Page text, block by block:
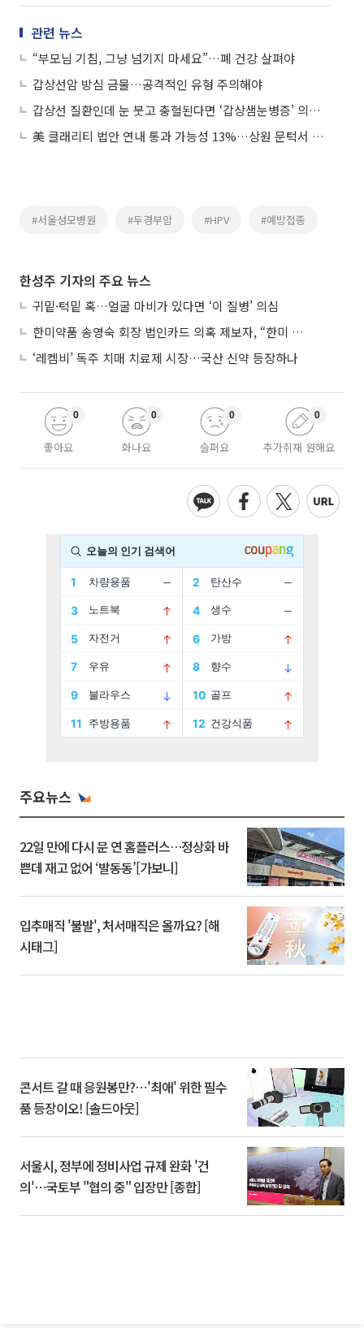
관련 뉴스
“부모님 기침, 그냥 넘기지 마세요”…폐 건강 살펴야
갑상선암 방심 금물…공격적인 유형 주의해야
갑상선 질환인데 눈 붓고 충혈된다면 ‘갑상샘눈병증’ 의심해야
美 클래리티 법안 연내 통과 가능성 13%…상원 문턱서 제동
#서울성모병원 #두경부암 #HPV #예방접종
한성주 기자의 주요 뉴스
귀밑·턱밑 혹…얼굴 마비가 있다면 ‘이 질병’ 의심
한미약품 송영숙 회장 법인카드 의혹 제보자, “한미 잘 되기 바라는 마음”
‘레켐비’ 독주 치매 치료제 시장…국산 신약 등장하나
좋아요
0
화나요
0
슬퍼요
0
추가취재 원해요
0
주요뉴스
22일 만에 다시 문 연 홈플러스…정상화 바
쁜데 재고 없어 ‘발동동’[가보니]
입추매직 '불발', 처서매직은 올까요? [해
시태그]
콘서트 갈 때 응원봉만?⋯'최애' 위한 필수
품 등장이오! [솔드아웃]
서울시, 정부에 정비사업 규제 완화 '건
의'⋯국토부 "협의 중" 입장만 [종합]